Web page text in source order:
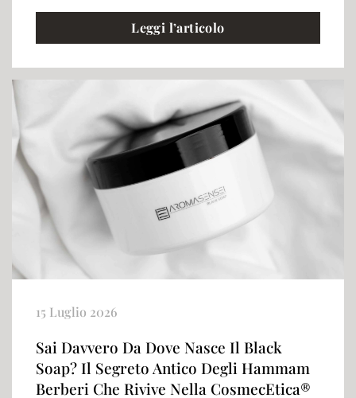
Leggi l’articolo
15 Luglio 2026
Sai Davvero Da Dove Nasce Il Black
Soap? Il Segreto Antico Degli Hammam
Berberi Che Rivive Nella CosmecEtica®